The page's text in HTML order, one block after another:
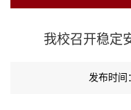
我校召开稳定
发布时间